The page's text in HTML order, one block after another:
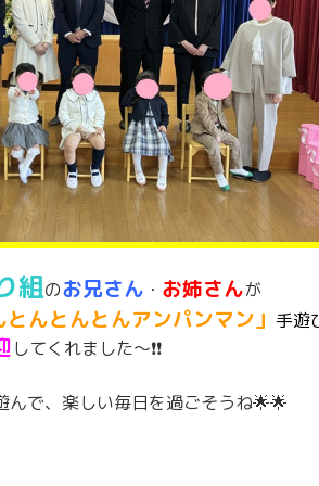
組のお兄さん ・ お姉さんが
とんとんとんアンパンマン」 手遊
してくれました～❗❗
んで、楽しい毎日を過ごそうね🌟🌟